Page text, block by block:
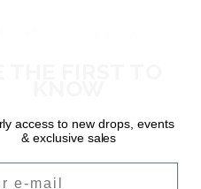
14K
€15,00
access to new drops, events
& exclusive sales